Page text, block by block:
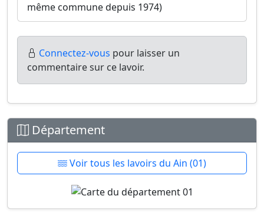
même commune depuis 1974)
Connectez-vous pour laisser un
commentaire sur ce lavoir.
Département
Voir tous les lavoirs du Ain (01)